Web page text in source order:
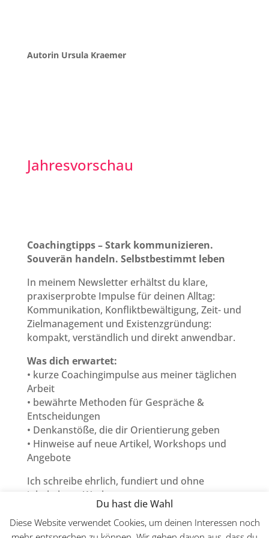
Autorin Ursula Kraemer
Jahresvorschau
Coachingtipps – Stark kommunizieren.
Souverän handeln. Selbstbestimmt leben
In meinem Newsletter erhältst du klare,
praxiserprobte Impulse für deinen Alltag:
Kommunikation, Konfliktbewältigung, Zeit- und
Zielmanagement und Existenzgründung:
kompakt, verständlich und direkt anwendbar.
Was dich erwartet:
• kurze Coachingimpulse aus meiner täglichen
Arbeit
• bewährte Methoden für Gespräche &
Entscheidungen
• Denkanstöße, die dir Orientierung geben
• Hinweise auf neue Artikel, Workshops und
Angebote
Ich schreibe ehrlich, fundiert und ohne
inhaltsleere Werbung.
Abmelden kannst du dich jederzeit mit einem
Klick.
Du hast die Wahl
Diese Website verwendet Cookies, um deinen Interessen noch